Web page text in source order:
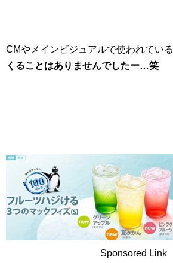
CMやメインビジュアルで使われている
くることはありませんでしたー…笑
Sponsored Link